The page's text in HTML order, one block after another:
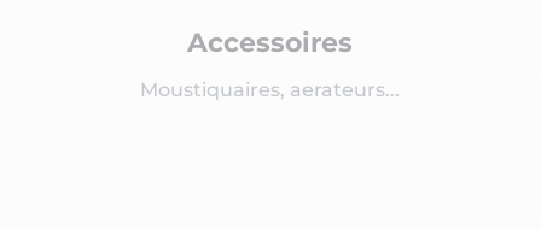
Accessoires
Moustiquaires, aerateurs...